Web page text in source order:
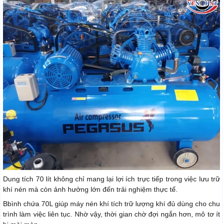
Dung tích 70 lít không chỉ mang lại lợi ích trực tiếp trong việc lưu trữ
khí nén mà còn ảnh hưởng lớn đến trải nghiệm thực tế.
Bbình chứa 70L giúp máy nén khí tích trữ lượng khí đủ dùng cho chu
trình làm việc liên tục. Nhờ vậy, thời gian chờ đợi ngắn hơn, mô tơ ít